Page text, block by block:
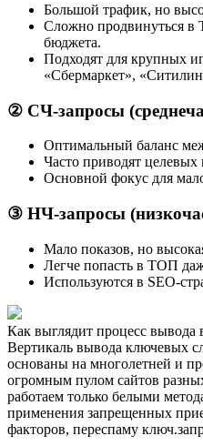
Большой трафик, но
Сложно продвинуться
бюджета.
Подходят для крупных
«Сбермаркет»,
② СЧ-запросы
Оптимальный баланс
Часто приводят целевых
Основной фокус для
③ НЧ-запросы
Мало показов, но
Легче попасть в ТОП
Используются в SEO-
Как выглядит процесс
Вертикаль вывода ключевых
основаны на многолетней и
огромным пулом сайтов
работаем только белыми
применения запрещенных
факторов, переспаму